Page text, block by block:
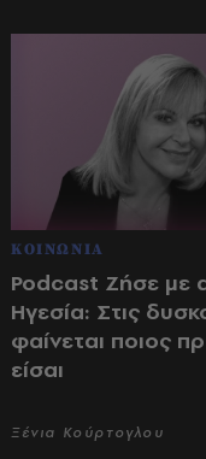
ΚΟΙΝΩΝΙΑ
Podcast Ζήσε με
Ηγεσία: Στις
φαίνεται ποιος
είσαι
Ξένια Κούρτογλου